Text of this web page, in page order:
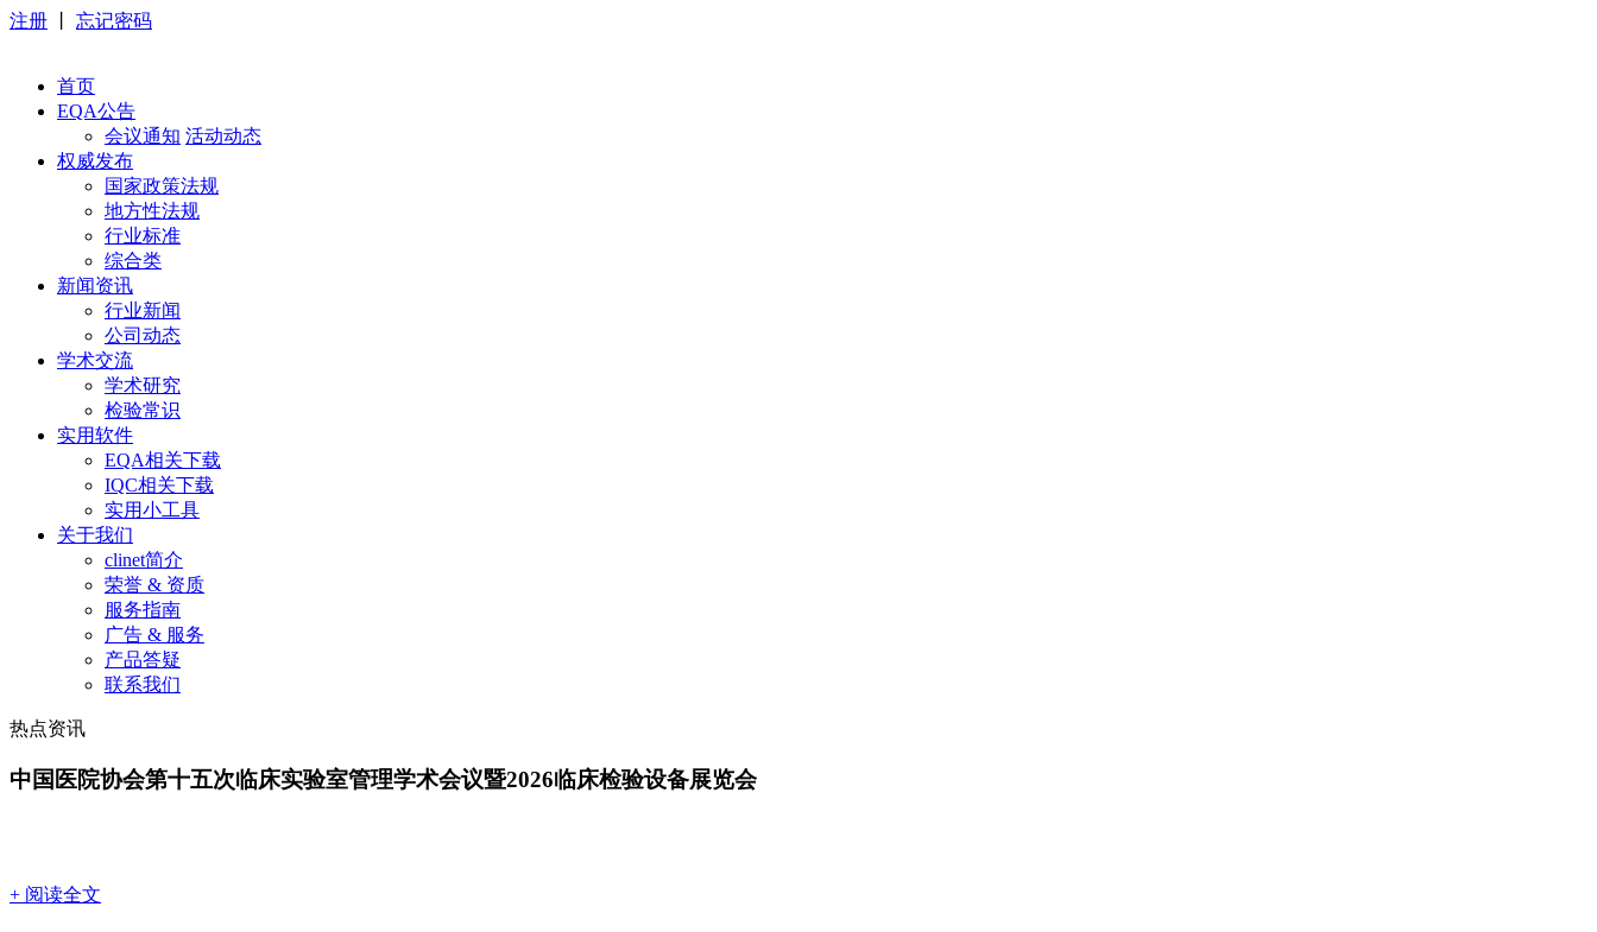
注册 忘记密码
首页
EQA公告
会议通知 活动动态
权威发布
国家政策法规
地方性法规
行业标准
综合类
新闻资讯
行业新闻
公司动态
学术交流
学术研究
检验常识
实用软件
EQA相关下载
IQC相关下载
实用小工具
关于我们
clinet简介
荣誉 & 资质
服务指南
广告 & 服务
产品答疑
联系我们
热点资讯
中国医院协会第十五次临床实验室管理学术会议暨2026临床检验设备展览会
+ 阅读全文